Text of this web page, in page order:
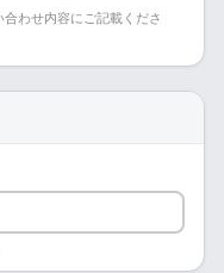
わせ内容にご記載くださ